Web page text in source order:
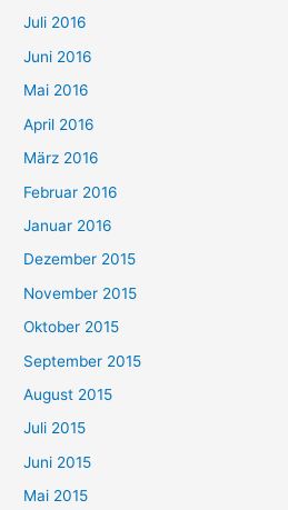
Juli 2016
Juni 2016
Mai 2016
April 2016
März 2016
Februar 2016
Januar 2016
Dezember 2015
November 2015
Oktober 2015
September 2015
August 2015
Juli 2015
Juni 2015
Mai 2015